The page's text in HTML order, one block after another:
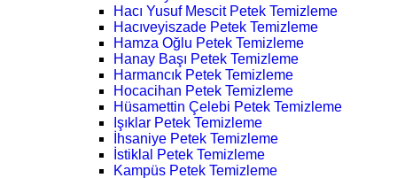
Hacı Yusuf Mescit Petek Temizleme
Hacıveyiszade Petek Temizleme
Hamza Oğlu Petek Temizleme
Hanay Başı Petek Temizleme
Harmancık Petek Temizleme
Hocacihan Petek Temizleme
Hüsamettin Çelebi Petek Temizleme
Işıklar Petek Temizleme
İhsaniye Petek Temizleme
İstiklal Petek Temizleme
Kampüs Petek Temizleme